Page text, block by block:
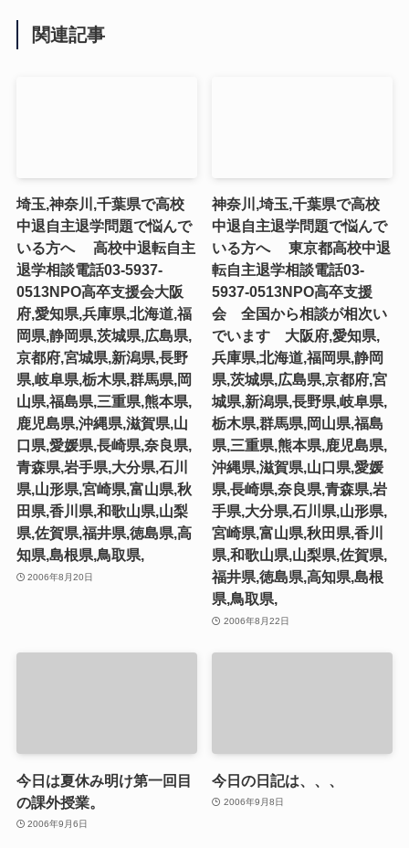
関連記事
埼玉,神奈川,千葉県で高校
中退自主退学問題で悩んで
いる方へ 高校中退転自主
退学相談電話03-5937-
0513NPO高卒支援会大阪
府,愛知県,兵庫県,北海道,福
岡県,静岡県,茨城県,広島県,
京都府,宮城県,新潟県,長野
県,岐阜県,栃木県,群馬県,岡
山県,福島県,三重県,熊本県,
鹿児島県,沖縄県,滋賀県,山
口県,愛媛県,長崎県,奈良県,
青森県,岩手県,大分県,石川
県,山形県,宮崎県,富山県,秋
田県,香川県,和歌山県,山梨
県,佐賀県,福井県,徳島県,高
知県,島根県,鳥取県,
2006年8月20日
神奈川,埼玉,千葉県で高校
中退自主退学問題で悩んで
いる方へ 東京都高校中退
転自主退学相談電話03-
5937-0513NPO高卒支援
会 全国から相談が相次い
でいます 大阪府,愛知県,
兵庫県,北海道,福岡県,静岡
県,茨城県,広島県,京都府,宮
城県,新潟県,長野県,岐阜県,
栃木県,群馬県,岡山県,福島
県,三重県,熊本県,鹿児島県,
沖縄県,滋賀県,山口県,愛媛
県,長崎県,奈良県,青森県,岩
手県,大分県,石川県,山形県,
宮崎県,富山県,秋田県,香川
県,和歌山県,山梨県,佐賀県,
福井県,徳島県,高知県,島根
県,鳥取県,
2006年8月22日
今日は夏休み明け第一回目
の課外授業。
2006年9月6日
今日の日記は、、、
2006年9月8日